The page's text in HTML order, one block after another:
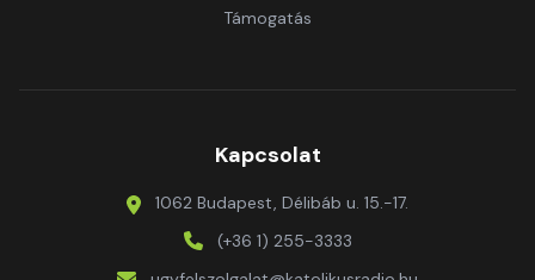
Támogatás
Kapcsolat
1062 Budapest, Délibáb u. 15.-17.
(+36 1) 255-3333